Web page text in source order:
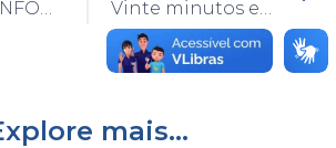
mais...